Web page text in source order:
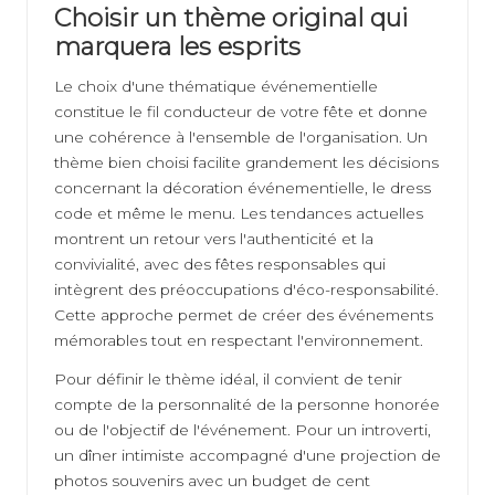
Choisir un thème original qui
marquera les esprits
Le choix d'une thématique événementielle
constitue le fil conducteur de votre fête et donne
une cohérence à l'ensemble de l'organisation. Un
thème bien choisi facilite grandement les décisions
concernant la décoration événementielle, le dress
code et même le menu. Les tendances actuelles
montrent un retour vers l'authenticité et la
convivialité, avec des fêtes responsables qui
intègrent des préoccupations d'éco-responsabilité.
Cette approche permet de créer des événements
mémorables tout en respectant l'environnement.
Pour définir le thème idéal, il convient de tenir
compte de la personnalité de la personne honorée
ou de l'objectif de l'événement. Pour un introverti,
un dîner intimiste accompagné d'une projection de
photos souvenirs avec un budget de cent